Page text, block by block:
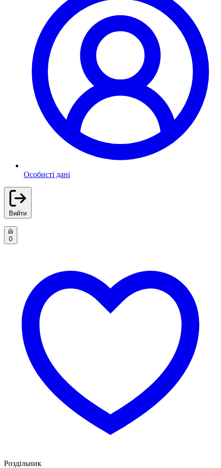
Особисті дані
Вийти
0
Роздільник